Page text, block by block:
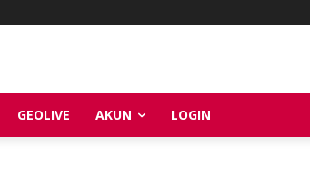
GEOLIVE AKUN LOGIN